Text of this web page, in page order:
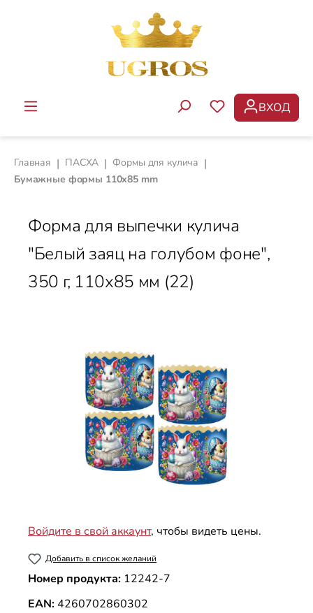
Перейти к основному содержанию
У ВАС ЕСТЬ
ВХОД
Главная | ПАСХА | Формы для кулича |
Бумажные формы 110х85 mm
Форма для выпечки кулича
"Белый заяц на голубом фоне",
350 г, 110х85 мм (22)
Войдите в свой аккаунт, чтобы видеть цены.
Добавить в список желаний
Номер продукта: 12242-7
EAN:4260702860302